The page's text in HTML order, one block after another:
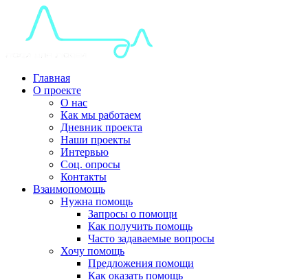
Главная
О проекте
О нас
Как мы работаем
Дневник проекта
Наши проекты
Интервью
Соц. опросы
Контакты
Взаимопомощь
Нужна помощь
Запросы о помощи
Как получить помощь
Часто задаваемые вопросы
Хочу помощь
Предложения помощи
Как оказать помощь